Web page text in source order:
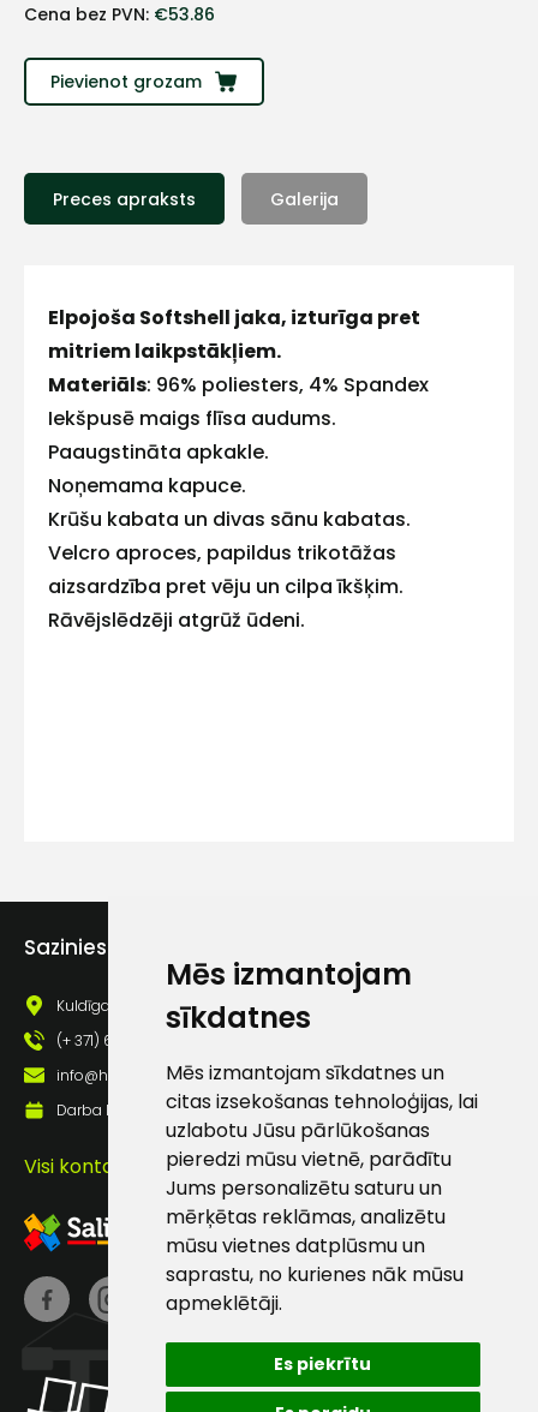
Mēs izmantojam
sīkdatnes
Mēs izmantojam sīkdatnes un
citas izsekošanas tehnoloģijas, lai
uzlabotu Jūsu pārlūkošanas
pieredzi mūsu vietnē, parādītu
Jums personalizētu saturu un
mērķētas reklāmas, analizētu
mūsu vietnes datplūsmu un
saprastu, no kurienes nāk mūsu
apmeklētāji.
Es piekrītu
Cena bez PVN: €53.86
Pievienot grozam
Preces apraksts Galerija
Elpojoša Softshell jaka, izturīga pret
mitriem laikpstākļiem.
Materiāls: 96% poliesters, 4% Spandex
Iekšpusē maigs flīsa audums.
Paaugstināta apkakle.
Noņemama kapuce.
Krūšu kabata un divas sānu kabatas.
Velcro aproces, papildus trikotāžas
aizsardzība pret vēju un cilpa īkšķim.
Rāvējslēdzēji atgrūž ūdeni.
Sazinies ar mums
Kuldīgas iela 69a, Saldus, Saldus nov., LV - 3801
(+ 371) 63 881 186
info@hards.lv
Darba laiks: Darbadienās: 8:00 - 17:00
Visi kontakti
ātrāk
Vārds
E-pasts
Ziņojums
Sūtīt ziņojumu
Klientu
atbalsts
Darbdienās:
8:00 – 17:00
(+371) 63 881
info@hards.lv